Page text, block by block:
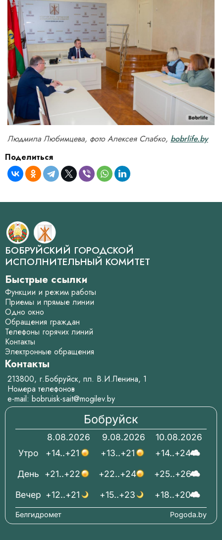
Людмила Любимцева, фото Алексея Слабко, bobrlife.by
Поделиться
БОБРУЙСКИЙ ГОРОДСКОЙ
ИСПОЛНИТЕЛЬНЫЙ КОМИТЕТ
Быстрые ссылки
Функции и режим работы
Приемы и прямые линии
Одно окно
Обращения граждан
Телефоны горячих линий
Контакты
Электронные обращения
Контакты
213800, г.Бобруйск, пл. В.И.Ленина, 1
Номера телефонов
e-mail: bobruisk-sait@mogilev.by
Бобруйск
8.08.2026
+14..+21
+21..+22
+12..+21
9.08.2026
+13..+21
+22..+24
+15..+23
10.08.2026
+14..+24
+25..+26
+18..+20
Вечер
День
Утро
Pogoda.by
Белгидромет